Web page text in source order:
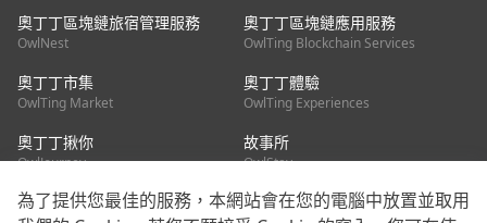
奧丁丁區塊鏈旅宿管理服務
OwlNest
奧丁丁區塊鏈應用服務
OwlTing Blockchain Services
奧丁丁市集
OwlTing Market
奧丁丁體驗
OwlTing Experiences
奧丁丁揪你
OwlJourney
故事所
OwlStay
為了提供您最佳的服務，本網站會在您的電腦中放置並取用